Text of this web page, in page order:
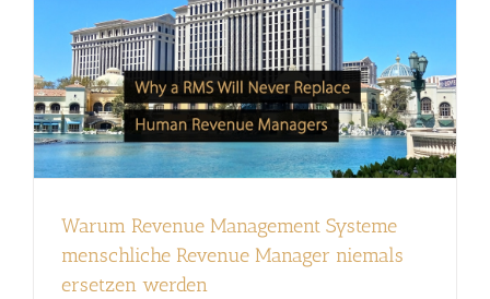
Warum Revenue Management Systeme
menschliche Revenue Manager niemals
ersetzen werden